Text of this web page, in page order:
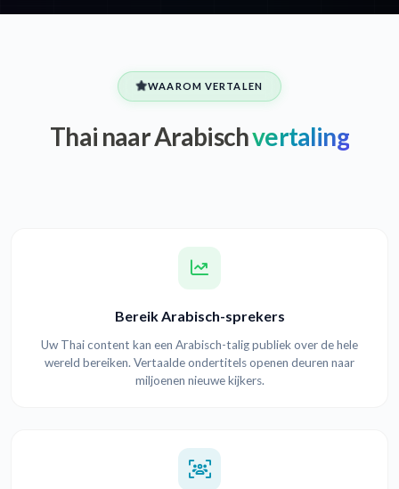
WAAROM VERTALEN
Thai naar Arabischvertaling
Bereik Arabisch-sprekers
Uw Thai content kan een Arabisch-talig publiek over de hele
wereld bereiken. Vertaalde ondertitels openen deuren naar
miljoenen nieuwe kijkers.